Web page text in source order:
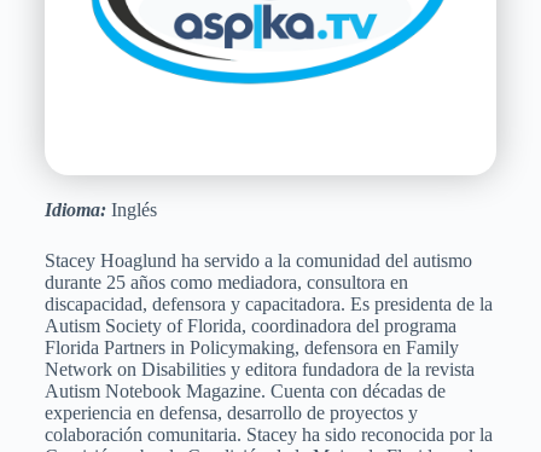
Idioma: Inglés
Stacey Hoaglund ha servido a la comunidad del autismo
durante 25 años como mediadora, consultora en
discapacidad, defensora y capacitadora. Es presidenta de la
Autism Society of Florida, coordinadora del programa
Florida Partners in Policymaking, defensora en Family
Network on Disabilities y editora fundadora de la revista
Autism Notebook Magazine. Cuenta con décadas de
experiencia en defensa, desarrollo de proyectos y
colaboración comunitaria. Stacey ha sido reconocida por la